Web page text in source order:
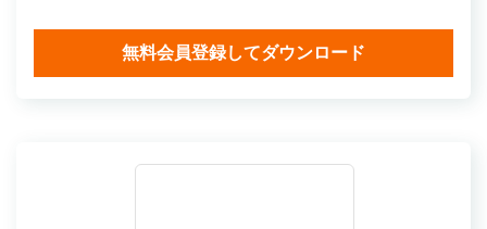
無料会員登録してダウンロード